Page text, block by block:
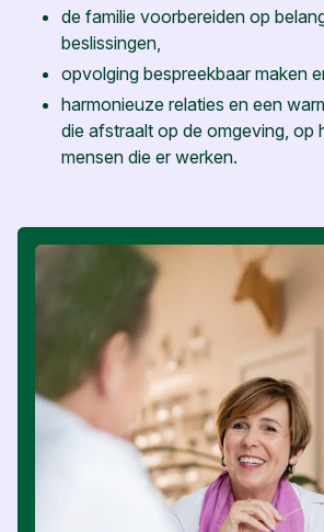
de familie voorbereiden op
beslissingen,
opvolging bespreekbaar maken
harmonieuze relaties en een
die afstraalt op de omgeving, op
mensen die er werken.